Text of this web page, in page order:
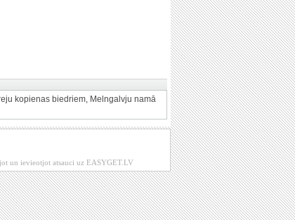
kopienas biedriem, Melngalvju namā
un ievieotjot atsauci uz EASYGET.LV